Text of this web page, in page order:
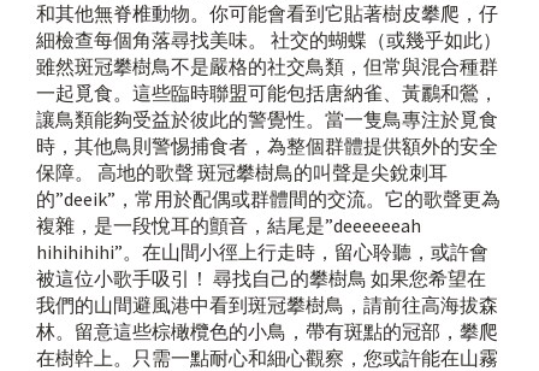
和其他無脊椎動物。你可能會看到它貼著樹皮攀爬，仔
細檢查每個角落尋找美味。 社交的蝴蝶（或幾乎如此）
雖然斑冠攀樹鳥不是嚴格的社交鳥類，但常與混合種群
一起覓食。這些臨時聯盟可能包括唐納雀、黃鸝和鶯，
讓鳥類能夠受益於彼此的警覺性。當一隻鳥專注於覓食
時，其他鳥則警惕捕食者，為整個群體提供額外的安全
保障。 高地的歌聲 斑冠攀樹鳥的叫聲是尖銳刺耳
的”deeik”，常用於配偶或群體間的交流。它的歌聲更為
複雜，是一段悅耳的顫音，結尾是”deeeeeeah
hihihihihi”。在山間小徑上行走時，留心聆聽，或許會
被這位小歌手吸引！ 尋找自己的攀樹鳥 如果您希望在
我們的山間避風港中看到斑冠攀樹鳥，請前往高海拔森
林。留意這些棕橄欖色的小鳥，帶有斑點的冠部，攀爬
在樹幹上。只需一點耐心和細心觀察，您或許能在山霧